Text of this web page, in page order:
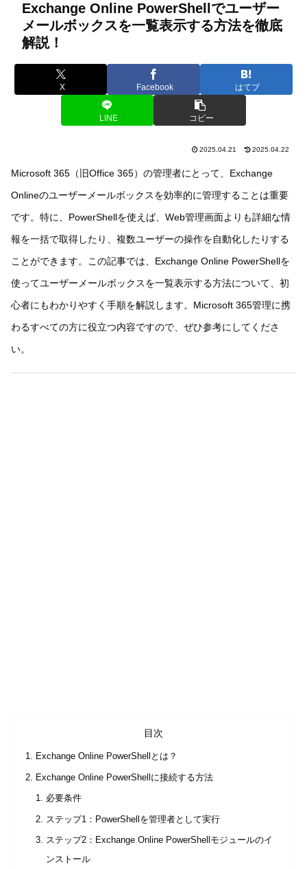
Exchange Online PowerShellでユーザー
メールボックスを一覧表示する方法を徹底
解説！
X Facebook はてブ
LINE コピー
2025.04.21 2025.04.22
Microsoft 365（旧Office 365）の管理者にとって、Exchange
Onlineのユーザーメールボックスを効率的に管理することは重要
です。特に、PowerShellを使えば、Web管理画面よりも詳細な情
報を一括で取得したり、複数ユーザーの操作を自動化したりする
ことができます。この記事では、Exchange Online PowerShellを
使ってユーザーメールボックスを一覧表示する方法について、初
心者にもわかりやすく手順を解説します。Microsoft 365管理に携
わるすべての方に役立つ内容ですので、ぜひ参考にしてくださ
い。
目次
Exchange Online PowerShellとは？
Exchange Online PowerShellに接続する方法
必要条件
ステップ1：PowerShellを管理者として実行
ステップ2：Exchange Online PowerShellモジュールのイ
ンストール